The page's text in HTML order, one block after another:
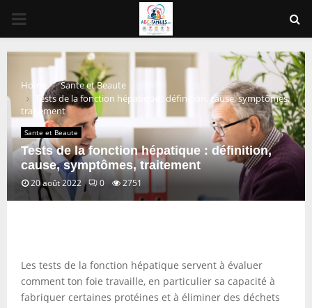
PRIMARY
MENU
Home
Sante et Beaute
Tests de la fonction hépatique : définition, cause, symptômes,
traitement
Sante et Beaute
Tests de la fonction hépatique : définition,
cause, symptômes, traitement
20 août 2022 0 2751
Les tests de la fonction hépatique servent à évaluer
comment ton foie travaille, en particulier sa capacité à
fabriquer certaines protéines et à éliminer des déchets